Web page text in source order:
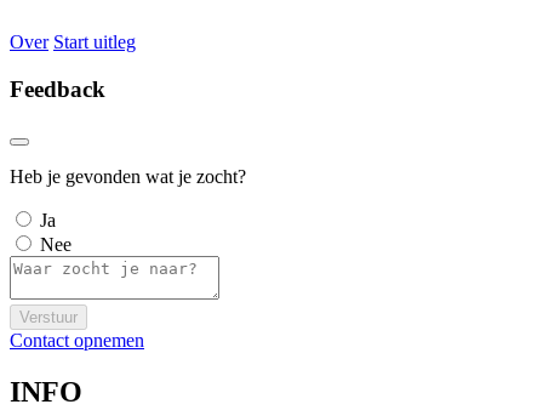
Over Start uitleg
Feedback
Heb je gevonden wat je zocht?
Ja
Nee
Verstuur
Contact opnemen
INFO